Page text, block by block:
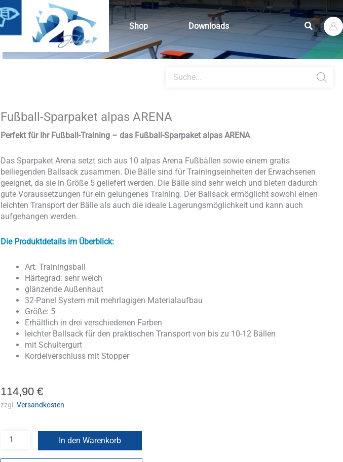
Shop Downloads Suchen
search
Fußball-Sparpaket alpas ARENA
Perfekt für Ihr Fußball-Training – das Fußball-Sparpaket alpas ARENA
Das Sparpaket Arena setzt sich aus 10 alpas Arena Fußbällen sowie einem gratis
beiliegenden Ballsack zusammen. Die Bälle sind für Trainingseinheiten der Erwachsenen
geeignet, da sie in Größe 5 geliefert werden. Die Bälle sind sehr weich und bieten dadurch
gute Voraussetzungen für ein gelungenes Training. Der Ballsack ermöglicht sowohl einen
leichten Transport der Bälle als auch die ideale Lagerungsmöglichkeit und kann auch
aufgehangen werden.
Die Produktdetails im Überblick:
Art: Trainingsball
Härtegrad: sehr weich
glänzende Außenhaut
32-Panel System mit mehrlagigen Materialaufbau
Größe: 5
Erhältlich in drei verschiedenen Farben
leichter Ballsack für den praktischen Transport von bis zu 10-12 Bällen
mit Schultergurt
Kordelverschluss mit Stopper
114,90 €
zzgl. Versandkosten
Fußball-
alpas
In den Warenkorb